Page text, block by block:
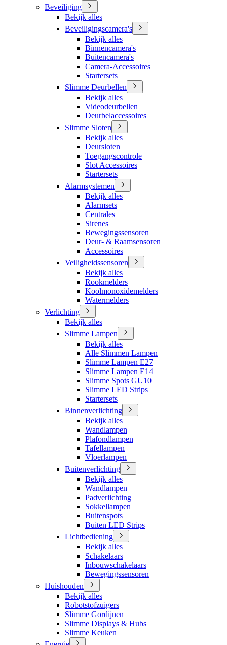
Beveiliging
Bekijk alles
Beveiligingscamera's
Bekijk alles
Binnencamera's
Buitencamera's
Camera-Accessoires
Startersets
Slimme Deurbellen
Bekijk alles
Videodeurbellen
Deurbelaccessoires
Slimme Sloten
Bekijk alles
Deursloten
Toegangscontrole
Slot Accessoires
Startersets
Alarmsystemen
Bekijk alles
Alarmsets
Centrales
Sirenes
Bewegingssensoren
Deur- & Raamsensoren
Accessoires
Veiligheidssensoren
Bekijk alles
Rookmelders
Koolmonoxidemelders
Watermelders
Verlichting
Bekijk alles
Slimme Lampen
Bekijk alles
Alle Slimmen Lampen
Slimme Lampen E27
Slimme Lampen E14
Slimme Spots GU10
Slimme LED Strips
Startersets
Binnenverlichting
Bekijk alles
Wandlampen
Plafondlampen
Tafellampen
Vloerlampen
Buitenverlichting
Bekijk alles
Wandlampen
Padverlichting
Sokkellampen
Buitenspots
Buiten LED Strips
Lichtbediening
Bekijk alles
Schakelaars
Inbouwschakelaars
Bewegingssensoren
Huishouden
Bekijk alles
Robotstofzuigers
Slimme Gordijnen
Slimme Displays & Hubs
Slimme Keuken